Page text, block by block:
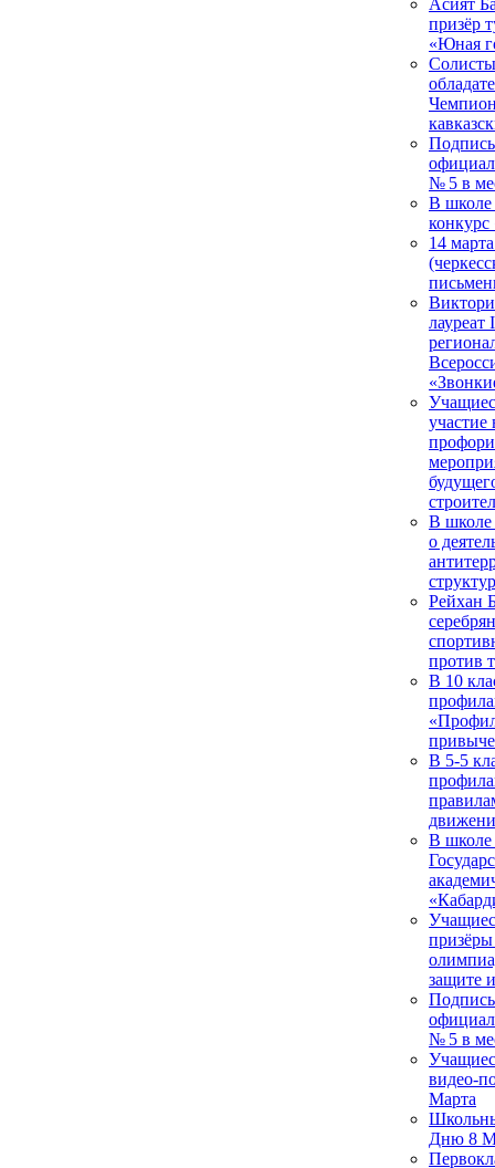
призёр
«Юная
№ 5 в
В школе
14
лауреат
участие
В школе
о
структур
Рейхан
против
В 10
В 5-5
В школе
защите
№ 5 в
видео-
Марта
Дню 8